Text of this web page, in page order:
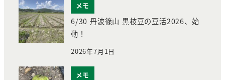
メモ
6/30 丹波篠山 黒枝豆の豆活2026、始
動！
2026年7月1日
メモ